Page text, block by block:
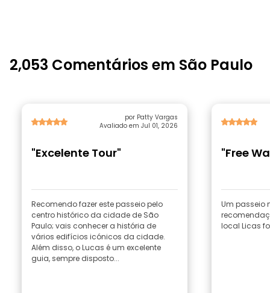
2,053 Comentários em São Paulo
por Patty Vargas
Avaliado em Jul 01, 2026
"Excelente Tour"
Recomendo fazer este passeio pelo
centro histórico da cidade de São
Paulo; vais conhecer a história de
vários edifícios icónicos da cidade.
Além disso, o Lucas é um excelente
guia, sempre disposto...
"Free
Um passeio
local Licas